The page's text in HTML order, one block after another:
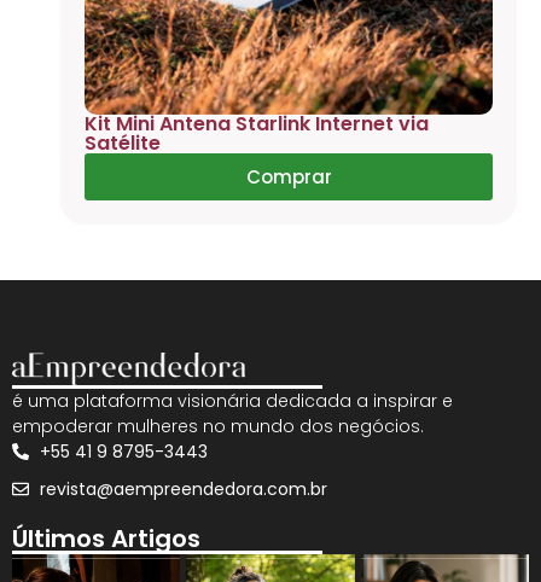
Kit Mini Antena Starlink Internet via
Satélite
Comprar
é uma plataforma visionária dedicada a inspirar e
empoderar mulheres no mundo dos negócios.
+55 41 9 8795-3443
revista@aempreendedora.com.br
Últimos Artigos